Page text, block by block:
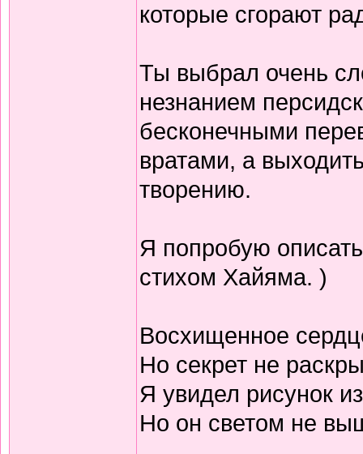
которые сгорают
Ты выбрал очень
незнанием
бесконечными
вратами, а
творению.
Я попробую
стихом Хайяма. )
Восхищенное
Но секрет не
Я увидел рисунок
Но он светом не